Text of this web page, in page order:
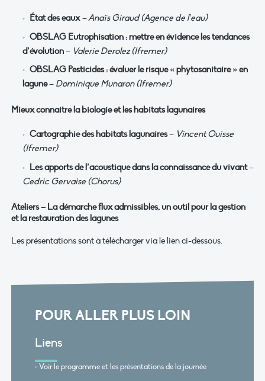
État des eaux– Anaïs Giraud (Agence de l’eau)
OBSLAG Eutrophisation : mettre en évidence les tendances
d’évolution– Valerie Derolez (Ifremer)
OBSLAG Pesticides : évaluer le risque « phytosanitaire » en
lagune– Dominique Munaron (Ifremer)
Mieux connaitre la biologie et les habitats lagunaires
Cartographie des habitats lagunaires– Vincent Ouisse
(Ifremer)
Les apports de l’acoustique dans la connaissance du vivant–
Cedric Gervaise (Chorus)
Ateliers – La démarche flux admissibles, un outil pour la gestion
et la restauration des lagunes
Les présentations sont à télécharger via le lien ci-dessous.
POUR ALLER PLUS LOIN
Liens
Voir le programme et les présentations de la journée